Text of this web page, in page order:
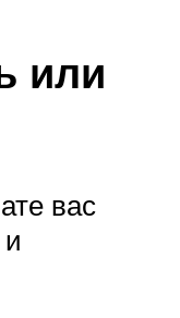
или
вас